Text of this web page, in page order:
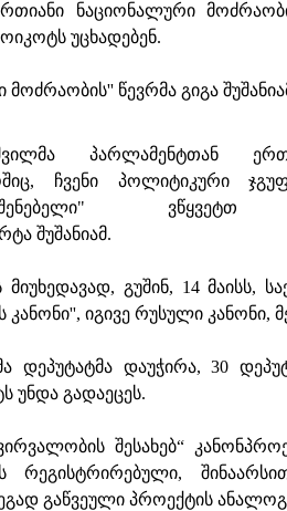
ნაციონალური
უცხადებენ.
მოძრაობის'' წევრმა გიგა
პარლამენტთან
ჩვენი პოლიტიკური
ვწყვეტთ
შუშანიამ.
მიუხედავად, გუშინ, 14 მაისს,
იგივე რუსული კანონი,
დეპუტატმა დაუჭირა, 30
უნდა გადაეცეს.
შესახებ“
რეგისტრირებული,
გაწვეული პროექტის